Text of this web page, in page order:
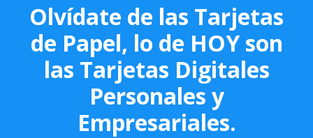
Olvídate de las Tarjetas
de Papel, lo de HOY son
las Tarjetas Digitales
Personales y
Empresariales.